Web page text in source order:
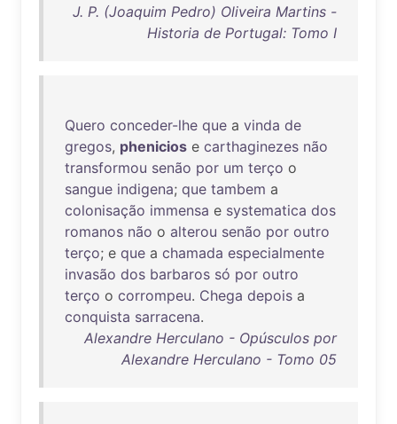
J. P. (Joaquim Pedro) Oliveira Martins -
Historia de Portugal: Tomo I
Quero conceder-lhe que a vinda de
gregos, phenicios e carthaginezes não
transformou senão por um terço o
sangue indigena; que tambem a
colonisação immensa e systematica dos
romanos não o alterou senão por outro
terço; e que a chamada especialmente
invasão dos barbaros só por outro
terço o corrompeu. Chega depois a
conquista sarracena.
Alexandre Herculano - Opúsculos por
Alexandre Herculano - Tomo 05